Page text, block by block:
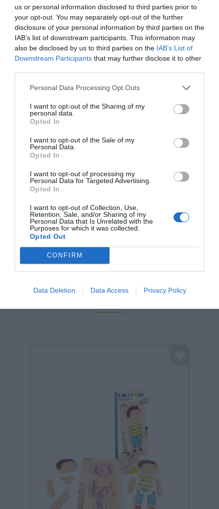
us or personal information disclosed to third parties prior to
your opt-out. You may separately opt-out of the further
disclosure of your personal information by third parties on the
IAB’s list of downstream participants. This information may
also be disclosed by us to third parties on the IAB’s List of
Downstream Participants that may further disclose it to other
Personal Data Processing Opt Outs
I want to opt-out of the Sharing of my
personal data.
Opted In
I want to opt-out of the Sale of my
Personal Data.
Opted In
I want to opt-out of processing my
Personal Data for Targeted Advertising.
Opted In
I want to opt-out of Collection, Use,
Retention, Sale, and/or Sharing of my
Personal Data that Is Unrelated with the
Purposes for which it was collected.
Opted Out
CONFIRM
Data Deletion Data Access Privacy Policy
Γλώσσα (Μπλε):
Δραστηριότητες που ενισχύουν το
λεξιλόγιο, την επικοινωνία και την πρώτη επαφή με
την ανάγνωση.
Ανάπτυξη Κινητικών Δεξιοτήτων (Πράσινο):
Εργαλεία που ακονίζουν τη λεπτή κινητικότητα, τον
συντονισμό ματιού-χεριού και τη χωρική αντίληψη.
Κάθε προϊόν συνοδεύεται από ένααναλυτικό
, το οποίο καθοδηγεί τον γονέα θέτοντας
ακριβείς εκπαιδευτικούς στόχους και παρέχοντας
Ποιότητα, Ασφάλεια και Σεβασμός στο
Περιβάλλον
Για την Toys for Life, τα παιδιά και το περιβάλλον
είναι οι απόλυτες προτεραιότητες. Κάθε παιχνίδι
ασφάλειακαι τηνυψηλή ποιότητα
, διασφαλίζοντας
ότι θα αντέξει στον χρόνο και τη χρήση.
Όλα τα προϊόντα συμμορφώνονται πλήρως με τους
συμπεριλαμβανομένης τηςΕυρωπαϊκής Οδηγίας
Ασφάλειας Παιχνιδιών 2009/48/EC
και των
προτύπων
εργαλείο μάθησης που είναι τόσο ασφαλές όσο και
αποτελεσματικό.
Σχετικά προϊόντα